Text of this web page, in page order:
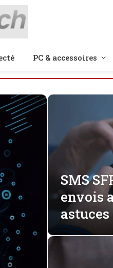
PC & accessoires
SMS
envois